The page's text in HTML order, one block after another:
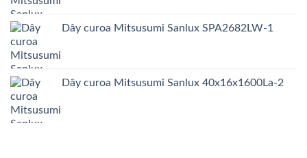
Dây curoa Mitsusumi Sanlux SPA2682LW-1
Dây curoa Mitsusumi Sanlux 40x16x1600La-2